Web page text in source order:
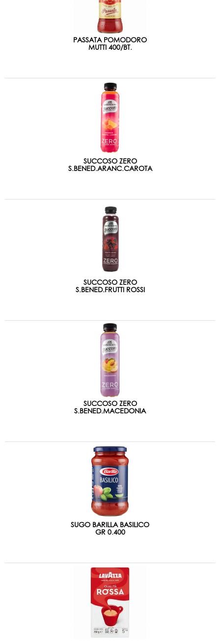
PASSATA POMODORO
MUTTI 400/BT.
SUCCOSO ZERO
S.BENED.ARANC.CAROTA
SUCCOSO ZERO
S.BENED.FRUTTI ROSSI
SUCCOSO ZERO
S.BENED.MACEDONIA
SUGO BARILLA BASILICO
GR 0.400